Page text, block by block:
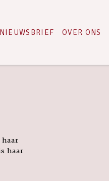
NIEUWSBRIEF OVER ONS
haar
haar